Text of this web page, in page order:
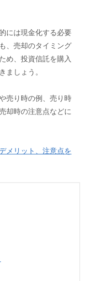
には現金化する必要
、売却のタイミング
め、投資信託を購入
しょう。
売り時の例、売り時
却時の注意点などに
メリット、注意点を